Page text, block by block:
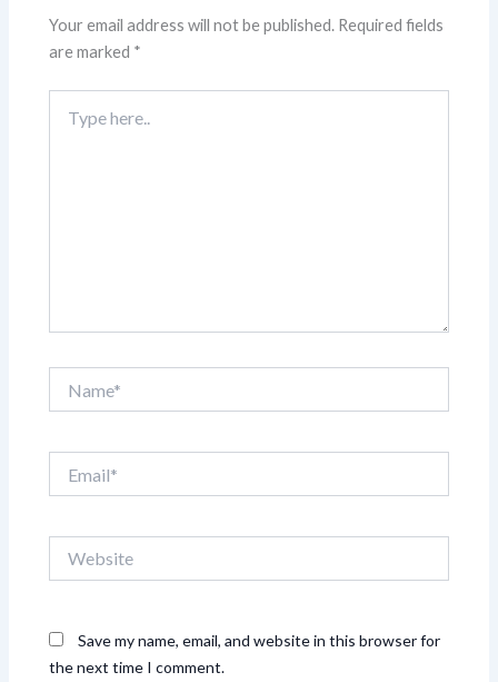
Your email address will not be published. Required fields
are marked *
here..
Save my name, email, and website in this browser for
the next time I comment.